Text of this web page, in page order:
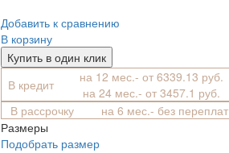
Добавить к сравнению
В корзину
Купить в один клик
В кредит
на 12 мес.- от 6339.13 руб.
на 24 мес.- от 3457.1 руб.
В рассрочку
на 6 мес.- без переплат
Размеры
Подобрать размер